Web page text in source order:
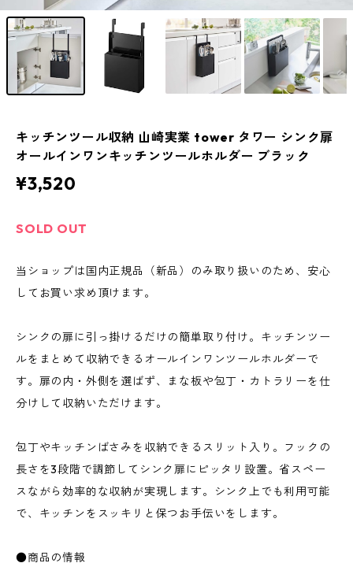
キッチンツール収納 山崎実業 tower タワー シンク扉
オールインワンキッチンツールホルダー ブラック
¥3,520
SOLD OUT
当ショップは国内正規品（新品）のみ取り扱いのため、安心
してお買い求め頂けます。
シンクの扉に引っ掛けるだけの簡単取り付け。キッチンツー
ルをまとめて収納できるオールインワンツールホルダーで
す。扉の内・外側を選ばず、まな板や包丁・カトラリーを仕
分けして収納いただけます。
包丁やキッチンばさみを収納できるスリット入り。フックの
長さを3段階で調節してシンク扉にピッタリ設置。省スペー
スながら効率的な収納が実現します。シンク上でも利用可能
で、キッチンをスッキリと保つお手伝いをします。
●商品の情報